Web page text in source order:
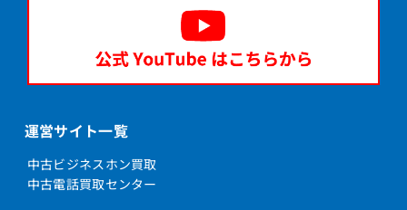
運営サイト一覧
中古ビジネスホン買取
中古電話買取センター